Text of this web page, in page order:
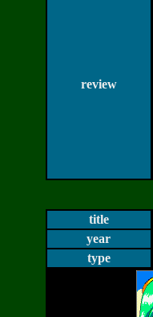
review
title
year
type